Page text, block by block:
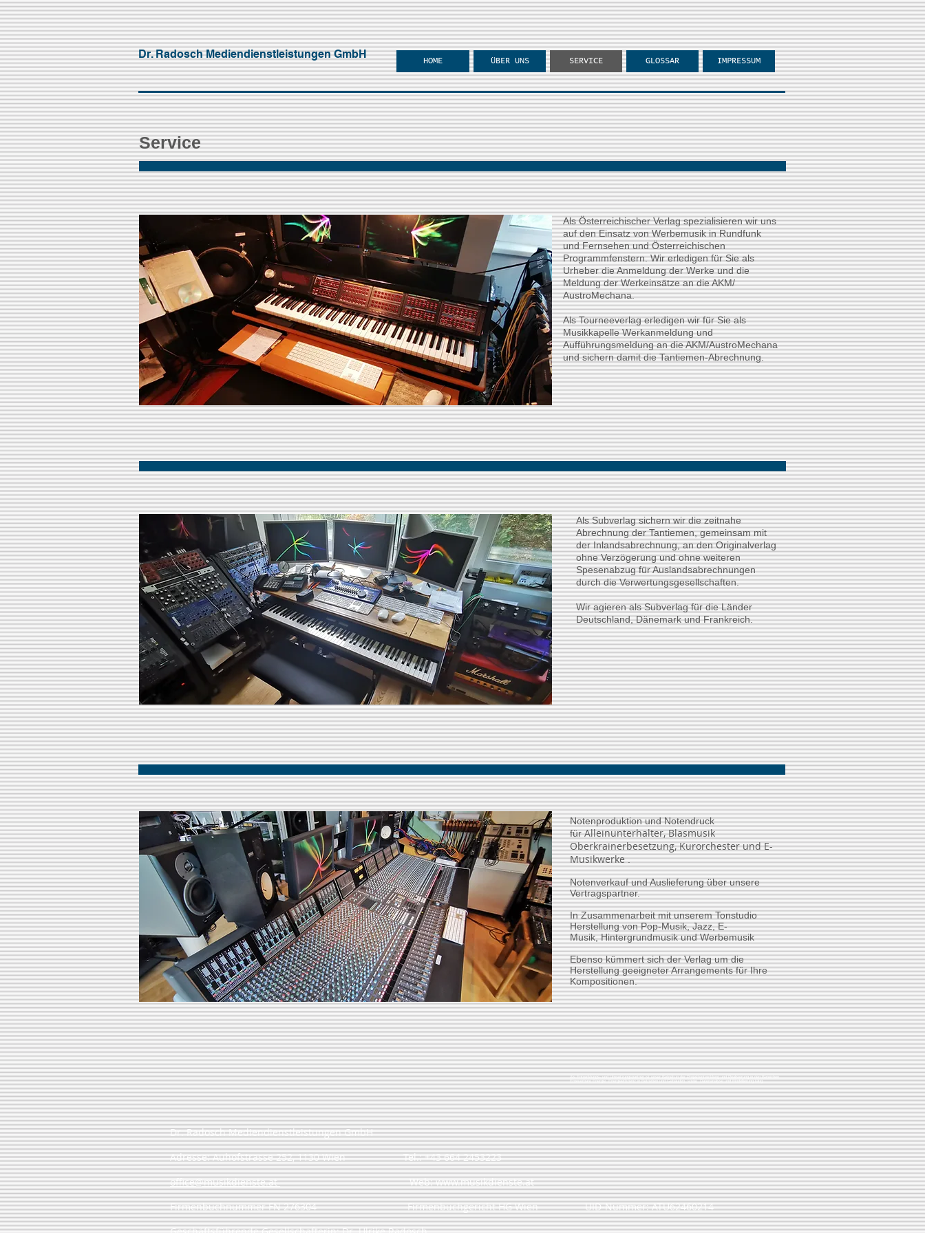
Dr. Radosch Mediendienstleistungen GmbH
HOME ÜBER UNS SERVICE GLOSSAR IMPRESSUM
Service
Als Österreichischer Verlag spezialisieren wir uns
auf den Einsatz von Werbemusik in Rundfunk
und Fernsehen und Österreichischen
Programmfenstern. Wir erledigen für Sie als
Urheber die Anmeldung der Werke und die
Meldung der Werkeinsätze an die AKM/
AustroMechana.
Als Tourneeverlag erledigen wir für Sie als
Musikkapelle Werkanmeldung und
Aufführungsmeldung an die AKM/AustroMechana
und sichern damit die Tantiemen-Abrechnung.
Als Subverlag sichern wir die zeitnahe
Abrechnung der Tantiemen, gemeinsam mit
der Inlandsabrechnung, an den Originalverlag
ohne Verzögerung und ohne weiteren
Spesenabzug für Auslandsabrechnungen
durch die Verwertungsgesellschaften.
Wir agieren als Subverlag für die Länder
Deutschland, Dänemark und Frankreich.
Notenproduktion und Notendruck
fürAlleinunterhalter, Blasmusik
Oberkrainerbesetzung, Kurorchester und E-
Musikwerke.
Notenverkauf und Auslieferung über unsere
Vertragspartner.
In Zusammenarbeit mit unserem Tonstudio
Herstellung von Pop-Musik, Jazz, E-
Musik,Hintergrundmusik und Werbemusik
Ebenso kümmert sich der Verlag um die
Herstellung geeigneter Arrangements für Ihre
Kompositionen.
Als Entwicklungs- und Umsetzungspartner ist unser Betrieb in der Projektentwicklung und Realisierung in den Bereichen
Erneuerbare Energie, Energieeffizienz in Betrieben und Gebäuden, sowie Datenanalyse und Modellierung tätig.
Dr. Radosch Mediendienstleistungen GmbH
Adresse: Auhofstrasse 252, 1130 Wien Tel.: +43 664 2453223
office@musikdienste.atWeb:www.musikdienste.at
​Firmenbuchnummer FN 276304 Firmenbuchgericht HG Wien UID-Nummer: ATU62460214